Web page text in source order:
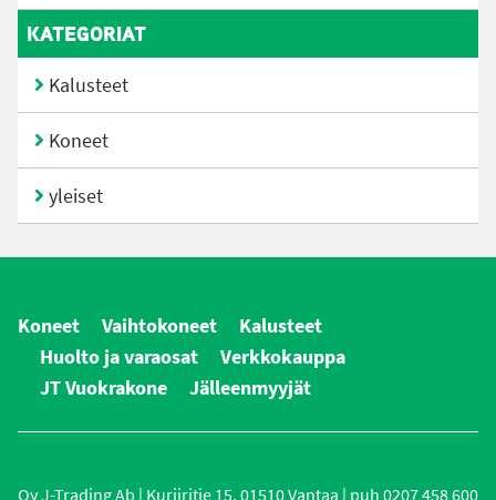
KATEGORIAT
Kalusteet
Koneet
yleiset
Koneet Vaihtokoneet
Kalusteet
Huolto ja varaosat
Verkkokauppa
JT Vuokrakone
Jälleenmyyjät
Oy J-Trading Ab | Kuriiritie 15, 01510 Vantaa | puh 0207 458 600